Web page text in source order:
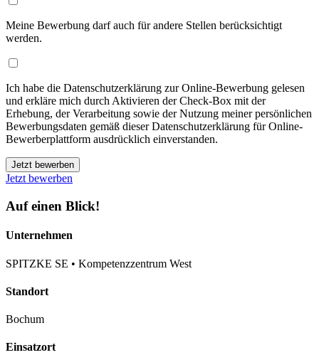
Meine Bewerbung darf auch für andere Stellen berücksichtigt
werden.
Ich habe die Datenschutzerklärung zur Online-Bewerbung gelesen
und erkläre mich durch Aktivieren der Check-Box mit der
Erhebung, der Verarbeitung sowie der Nutzung meiner persönlichen
Bewerbungsdaten gemäß dieser Datenschutzerklärung für Online-
Bewerberplattform ausdrücklich einverstanden.
Jetzt bewerben
Jetzt bewerben
Auf einen Blick!
Unternehmen
SPITZKE SE • Kompetenzzentrum West
Standort
Bochum
Einsatzort